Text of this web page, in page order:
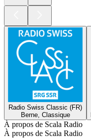
Radio Swiss Classic (FR)
Berne, Classique
À propos de Scala Radio
À propos de Scala Radio